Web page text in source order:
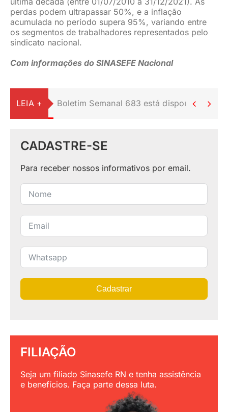
perdas podem ultrapassar 50%, e a inflação
acumulada no período supera 95%, variando entre
os segmentos de trabalhadores representados pelo
sindicato nacional.
Com informações do SINASEFE Nacional
LEIA + Boletim Semanal 683 está disponível,
 
CADASTRE-SE
Para receber nossos informativos por email.
Cadastrar
FILIAÇÃO
Seja um filiado Sinasefe RN e tenha assistência
e benefícios. Faça parte dessa luta.